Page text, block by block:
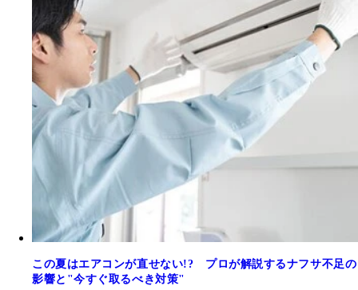
この夏はエアコンが直せない!? プロが解説するナフサ不足の
影響と"今すぐ取るべき対策"